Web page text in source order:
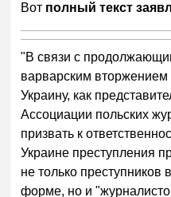
Вот полный текст
"В связи с
варварским
Украину, как
Ассоциации польских
призвать к
Украине преступления
не только преступников
форме, но и